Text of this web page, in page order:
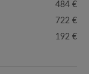
484 €
722 €
192 €